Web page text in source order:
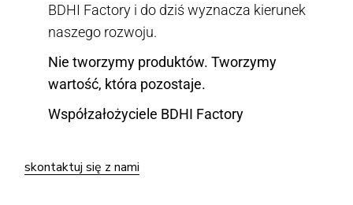
BDHI Factory i do dziś wyznacza kierunek
naszego rozwoju.
Nie tworzymy produktów. Tworzymy
wartość, która pozostaje.
Współzałożyciele BDHI Factory
skontaktuj się z nami